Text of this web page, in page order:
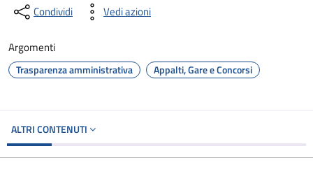
Condividi Vedi azioni
Argomenti
Trasparenza amministrativa Appalti, Gare e Concorsi
ALTRI CONTENUTI